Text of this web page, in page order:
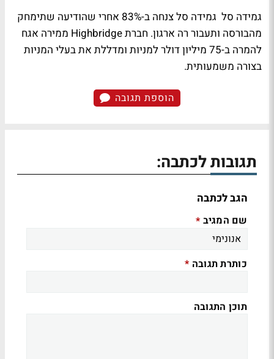
גמידה סל גמידה סל צנחה ב-83% אחרי שהודיעה שתימחק
מהבורסה ותעבור רה ארגון. חברת Highbridge ממירה אגח
להמרה ב-75 מיליון דולר למניות ומדללת את בעלי המניות
בצורה משמעותית.
הוספת תגובה
תגובות לכתבה:
הגב לכתבה
שם המגיב *
כותרת תגובה *
תוכן התגובה